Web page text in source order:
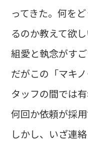
ってきた。何を
るのか教えて欲
組愛と執念がす
だがこの「マキ
タッフの間では
何回か依頼が採
しかし、いざ連